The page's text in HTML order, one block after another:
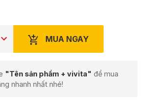
MUA NGAY
"Tên sản phẩm + vivita" để mua
nhanh nhất nhé!